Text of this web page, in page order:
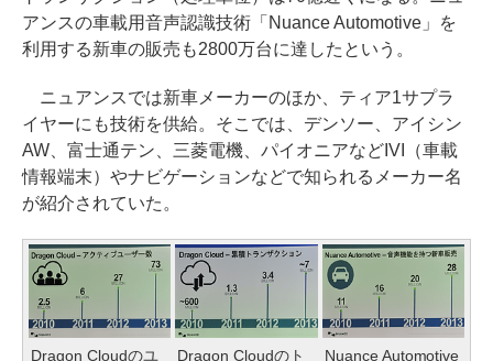
アンスの車載用音声認識技術「Nuance Automotive」を
利用する新車の販売も2800万台に達したという。
ニュアンスでは新車メーカーのほか、ティア1サプラ
イヤーにも技術を供給。そこでは、デンソー、アイシン
AW、富士通テン、三菱電機、パイオニアなどIVI（車載
情報端末）やナビゲーションなどで知られるメーカー名
が紹介されていた。
Dragon Cloudのユ
Dragon Cloudのト
Nuance Automotive